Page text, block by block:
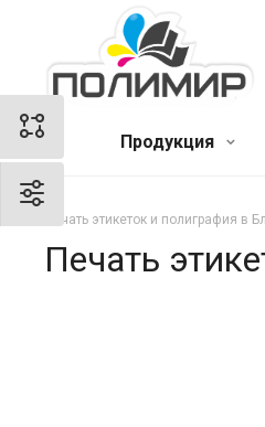
Продукция
Печать этикеток и полиграфия в
Печать